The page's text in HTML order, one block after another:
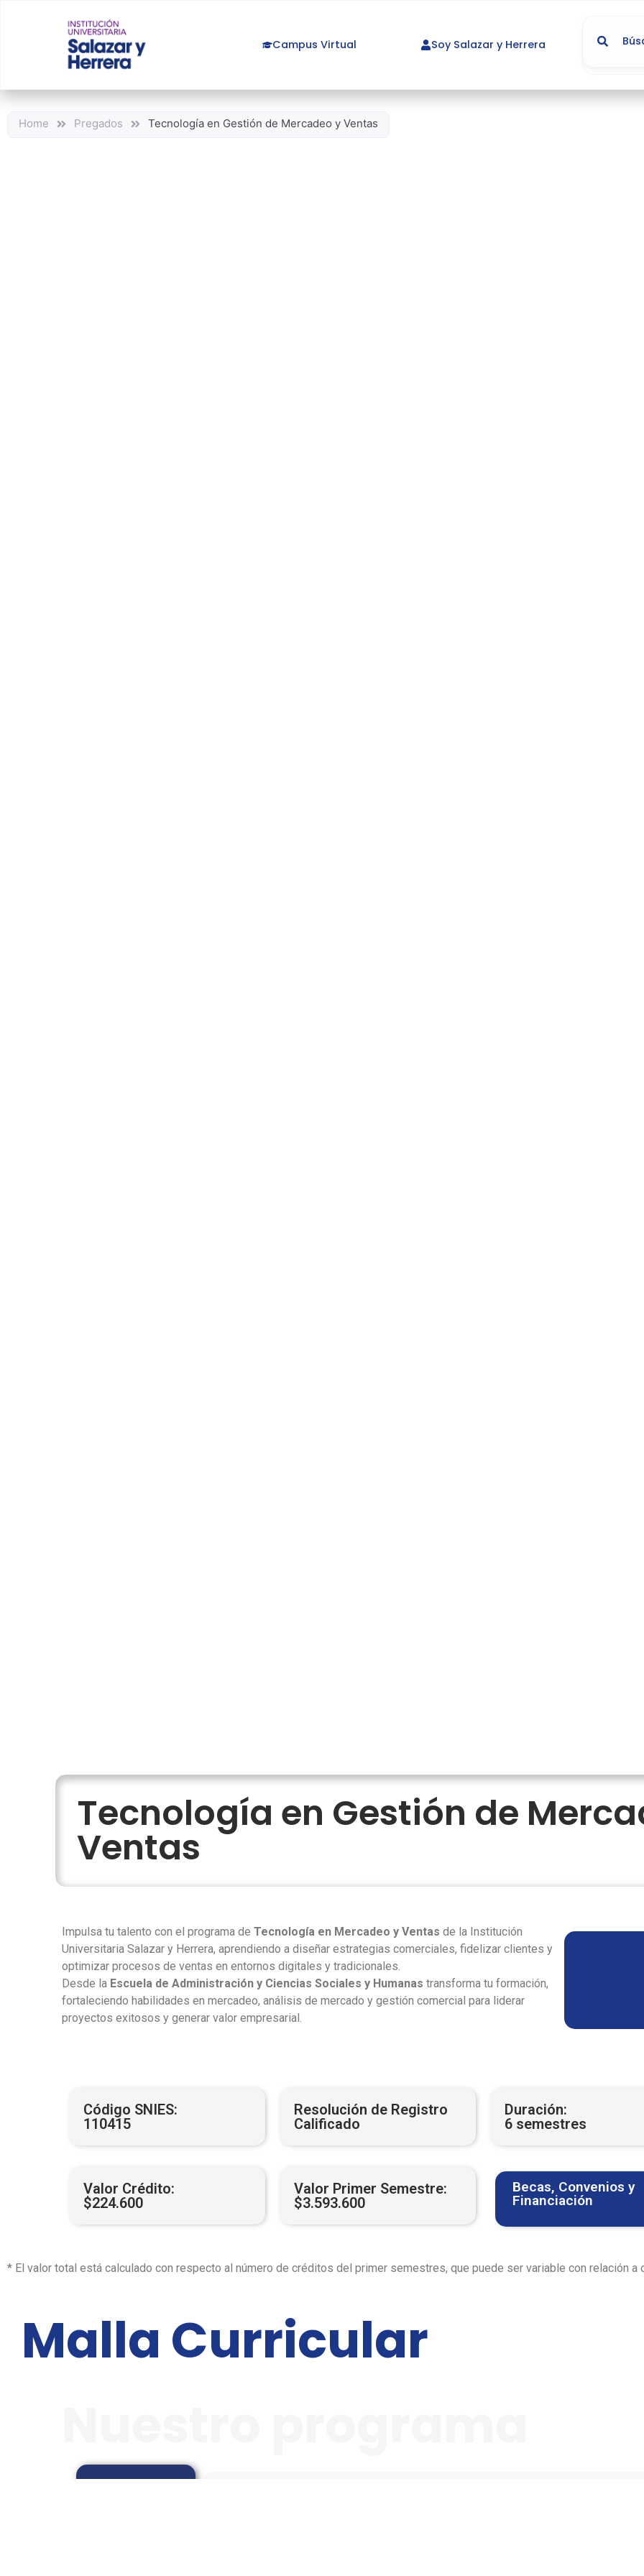
Campus Virtual Soy Salazar y Herrera
Home Pregados Tecnología en Gestión de Mercadeo y Ventas
Tecnología en Gestión de
Ventas
Impulsa tu talento con el programa deTecnología en Mercadeo y Ventas de la Institución
Universitaria Salazar y Herrera, aprendiendo a diseñar estrategias comerciales, fidelizar clientes y
optimizar procesos de ventas en entornos digitales y tradicionales.
Desde la Escuela de Administración y Ciencias Sociales y Humanas transforma tu formación,
fortaleciendo habilidades en mercadeo, análisis de mercado y gestión comercial para liderar
proyectos exitosos y generar valor empresarial.
Código SNIES:
110415
Resolución de Registro
Calificado
Duración:
6 semestres
Valor Crédito:
$224.600
Valor Primer Semestre:
$3.593.600
Becas, Convenios y
Financiación​
* El valor total está calculado con respecto al número de créditos del primer semestres, que puede ser variable con relación a
Malla Curricular
Perfil de